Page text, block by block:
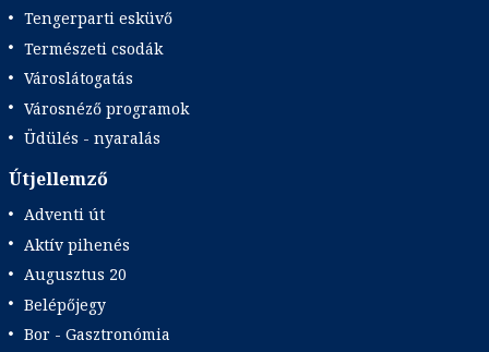
Tengerparti esküvő
Természeti csodák
Városlátogatás
Városnéző programok
Üdülés - nyaralás
Útjellemző
Adventi út
Aktív pihenés
Augusztus 20
Belépőjegy
Bor - Gasztronómia